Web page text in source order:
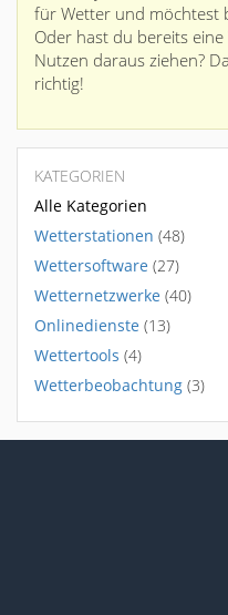
für Wetter und möchtest
Oder hast du bereits
Nutzen daraus ziehen?
richtig!
KATEGORIEN
Alle Kategorien
Wetterstationen (48)
Wettersoftware (27)
Wetternetzwerke (40)
Onlinedienste (13)
Wettertools (4)
Wetterbeobachtung (3)